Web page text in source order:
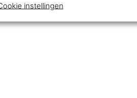
instellingen